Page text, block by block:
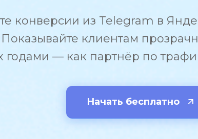
конверсии из Telegram в
Показывайте клиентам
годами — как партнёр по
Начать бесплатно